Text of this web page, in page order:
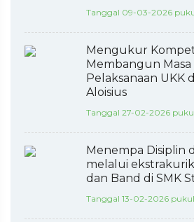
Tanggal 09-03-2026
Mengukur
Membangun Masa
Pelaksanaan UKK
Aloisius
Tanggal 27-02-2026
Menempa Disiplin
melalui
dan Band di SMK
Tanggal 13-02-2026